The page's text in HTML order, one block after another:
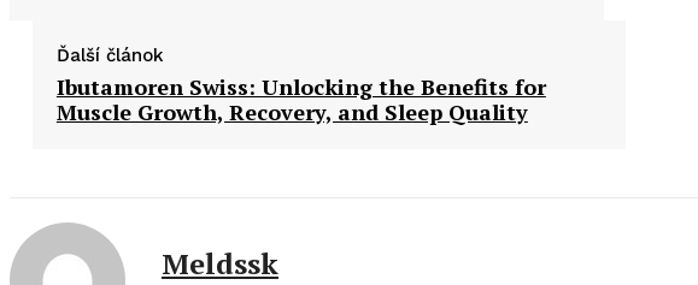
Ďalší článok
Ibutamoren Swiss: Unlocking the Benefits for
Muscle Growth, Recovery, and Sleep Quality
Meldssk